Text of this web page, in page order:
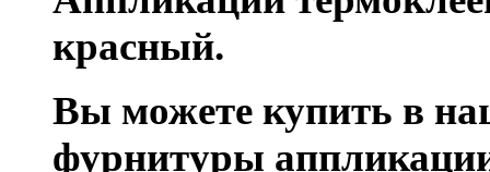
красный.
Вы можете купить в
фурнитуры